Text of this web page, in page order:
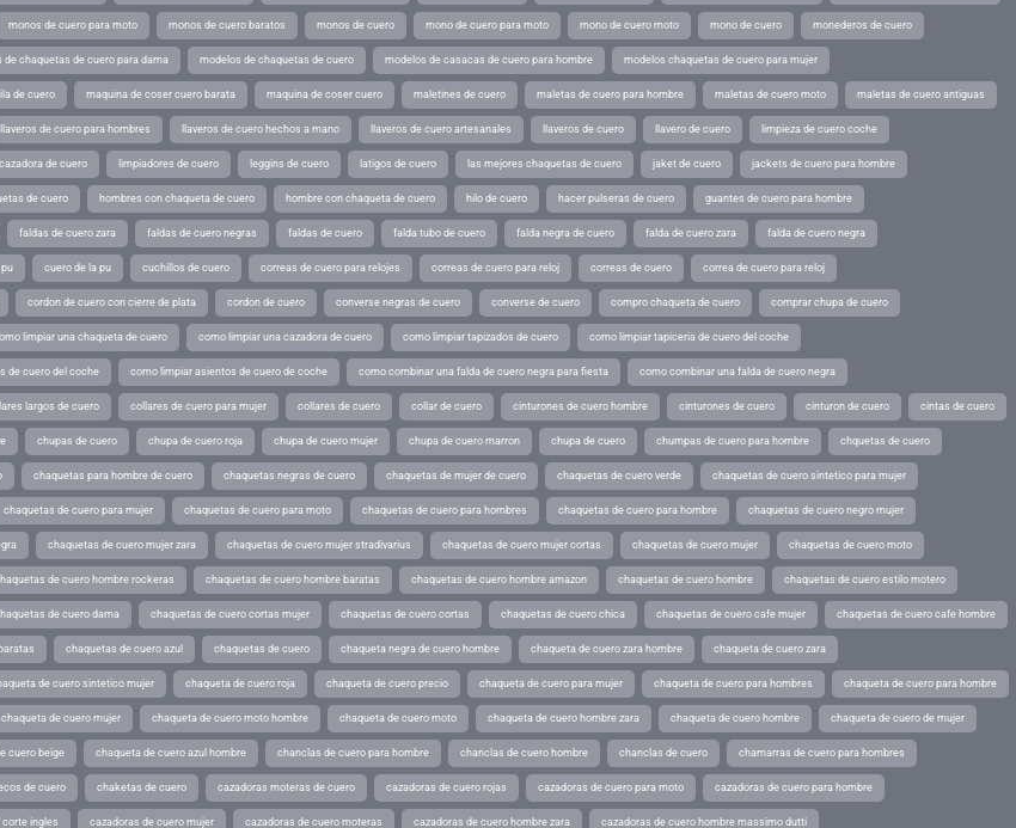
monos de cuero para moto monos de cuero baratos monos de cuero mono de cuero para moto mono de cuero moto mono de cuero monederos de cuero
de chaquetas de cuero para dama modelos de chaquetas de cuero modelos de casacas de cuero para hombre modelos chaquetas de cuero para mujer
de cuero maquina de coser cuero barata maquina de coser cuero maletines de cuero maletas de cuero para hombre maletas de cuero moto maletas de cuero antiguas
llaveros de cuero para hombres llaveros de cuero hechos a mano llaveros de cuero artesanales llaveros de cuero llavero de cuero limpieza de cuero coche
de cuero limpiadores de cuero leggins de cuero latigos de cuero las mejores chaquetas de cuero jaket de cuero jackets de cuero para hombre
de cuero hombres con chaqueta de cuero hombre con chaqueta de cuero hilo de cuero hacer pulseras de cuero guantes de cuero para hombre
faldas de cuero zara faldas de cuero negras faldas de cuero falda tubo de cuero falda negra de cuero falda de cuero zara falda de cuero negra
cuero de la pu cuchillos de cuero correas de cuero para relojes correas de cuero para reloj correas de cuero correa de cuero para reloj
cordon de cuero con cierre de plata cordon de cuero converse negras de cuero converse de cuero compro chaqueta de cuero comprar chupa de cuero
limpiar una chaqueta de cuero como limpiar una cazadora de cuero como limpiar tapizados de cuero como limpiar tapiceria de cuero del coche
de cuero del coche como limpiar asientos de cuero de coche como combinar una falda de cuero negra para fiesta como combinar una falda de cuero negra
largos de cuero collares de cuero para mujer collares de cuero collar de cuero cinturones de cuero hombre cinturones de cuero cinturon de cuero cintas de cuero
chupas de cuero chupa de cuero roja chupa de cuero mujer chupa de cuero marron chupa de cuero chumpas de cuero para hombre chquetas de cuero
chaquetas para hombre de cuero chaquetas negras de cuero chaquetas de mujer de cuero chaquetas de cuero verde chaquetas de cuero sintetico para mujer
chaquetas de cuero para mujer chaquetas de cuero para moto chaquetas de cuero para hombres chaquetas de cuero para hombre chaquetas de cuero negro mujer
chaquetas de cuero mujer zara chaquetas de cuero mujer stradivarius chaquetas de cuero mujer cortas chaquetas de cuero mujer chaquetas de cuero moto
de cuero hombre rockeras chaquetas de cuero hombre baratas chaquetas de cuero hombre amazon chaquetas de cuero hombre chaquetas de cuero estilo motero
de cuero dama chaquetas de cuero cortas mujer chaquetas de cuero cortas chaquetas de cuero chica chaquetas de cuero cafe mujer chaquetas de cuero cafe hombre
chaquetas de cuero azul chaquetas de cuero chaqueta negra de cuero hombre chaqueta de cuero zara hombre chaqueta de cuero zara
de cuero sintetico mujer chaqueta de cuero roja chaqueta de cuero precio chaqueta de cuero para mujer chaqueta de cuero para hombres chaqueta de cuero para hombre
chaqueta de cuero mujer chaqueta de cuero moto hombre chaqueta de cuero moto chaqueta de cuero hombre zara chaqueta de cuero hombre chaqueta de cuero de mujer
cuero beige chaqueta de cuero azul hombre chanclas de cuero para hombre chanclas de cuero hombre chanclas de cuero chamarras de cuero para hombres
de cuero chaketas de cuero cazadoras moteras de cuero cazadoras de cuero rojas cazadoras de cuero para moto cazadoras de cuero para hombre
corte ingles cazadoras de cuero mujer cazadoras de cuero moteras cazadoras de cuero hombre zara cazadoras de cuero hombre massimo dutti